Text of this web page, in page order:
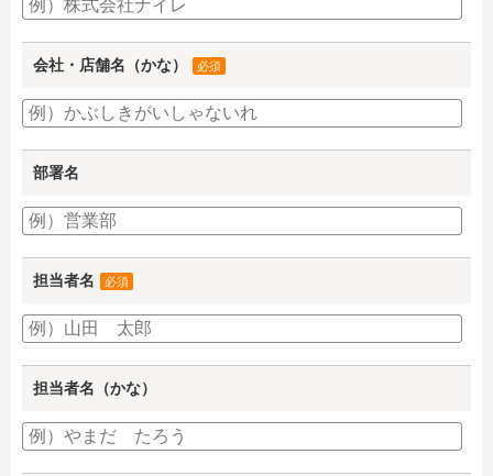
会社・店舗名（かな） 必須
部署名
担当者名 必須
担当者名（かな）